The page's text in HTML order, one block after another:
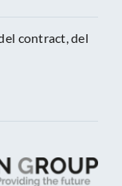
contract, del